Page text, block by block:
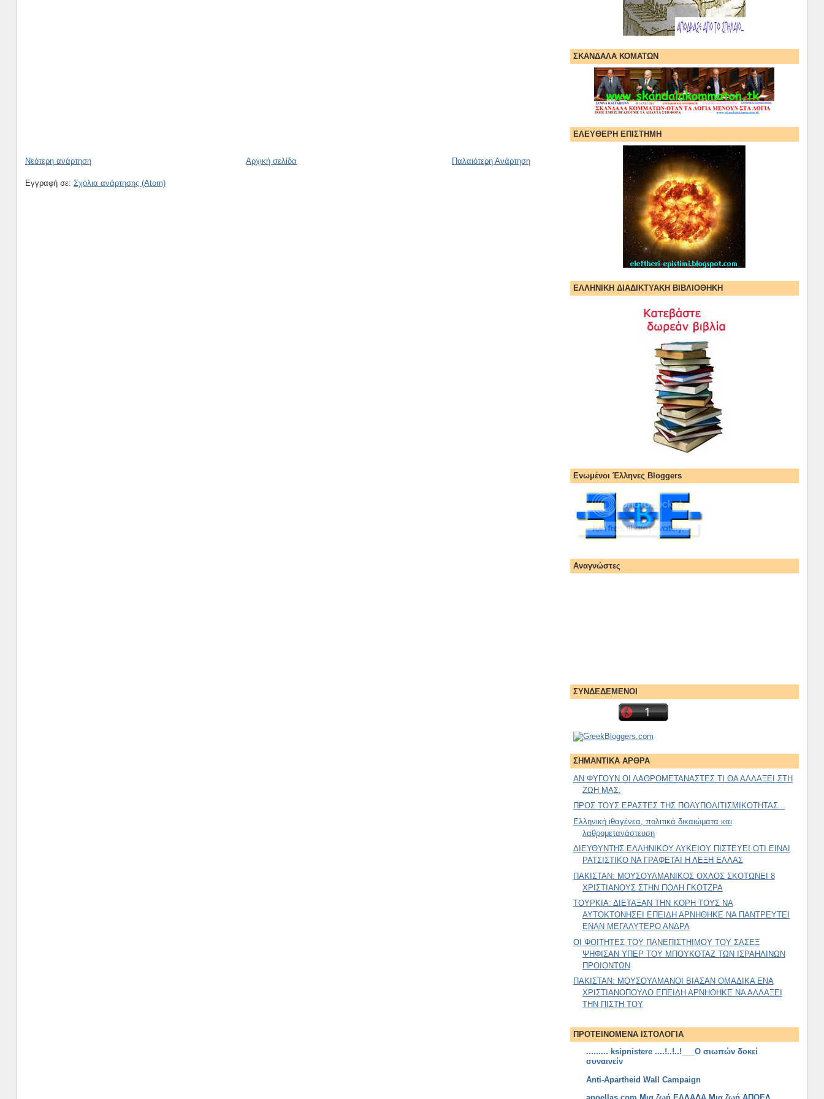
Νεότερη ανάρτηση Παλαιότερη Ανάρτηση
Αρχική σελίδα
Εγγραφή σε: Σχόλια ανάρτησης (Atom)
ΣΚΑΝΔΑΛΑ ΚΟΜΑΤΩΝ
ΕΛΕΥΘΕΡΗ ΕΠΙΣΤΗΜΗ
ΕΛΛΗΝΙΚΗ ΔΙΑΔΙΚΤΥΑΚΗ ΒΙΒΛΙΟΘΗΚΗ
Ενωμένοι Έλληνες Bloggers
Αναγνώστες
ΣΥΝΔΕΔΕΜΕΝΟΙ
ΣΗΜΑΝΤΙΚΑ ΑΡΘΡΑ
ΑΝ ΦΥΓΟΥΝ ΟΙ ΛΑΘΡΟΜΕΤΑΝΑΣΤΕΣ ΤΙ ΘΑ ΑΛΛΑΞΕΙ ΣΤΗ
ΖΩΗ ΜΑΣ;
ΠΡΟΣ ΤΟΥΣ ΕΡΑΣΤΕΣ ΤΗΣ ΠΟΛΥΠΟΛΙΤΙΣΜΙΚΟΤΗΤΑΣ...
Ελληνική ιθαγένεα, πολιτικά δικαιώματα και
λαθρομετανάστευση
ΔΙΕΥΘΥΝΤΗΣ ΕΛΛΗΝΙΚΟΥ ΛΥΚΕΙΟΥ ΠΙΣΤΕΥΕΙ ΟΤΙ ΕΙΝΑΙ
ΡΑΤΣΙΣΤΙΚΟ ΝΑ ΓΡΑΦΕΤΑΙ Η ΛΕΞΗ ΕΛΛΑΣ
ΠΑΚΙΣΤΑΝ: ΜΟΥΣΟΥΛΜΑΝΙΚΟΣ ΟΧΛΟΣ ΣΚΟΤΩΝΕΙ 8
ΧΡΙΣΤΙΑΝΟΥΣ ΣΤΗΝ ΠΟΛΗ ΓΚΟΤΖΡΑ
ΤΟΥΡΚΙΑ: ΔΙΕΤΑΞΑΝ ΤΗΝ ΚΟΡΗ ΤΟΥΣ ΝΑ
ΑΥΤΟΚΤΟΝΗΣΕΙ ΕΠΕΙΔΗ ΑΡΝΗΘΗΚΕ ΝΑ ΠΑΝΤΡΕΥΤΕΙ
ΕΝΑΝ ΜΕΓΑΛΥΤΕΡΟ ΑΝΔΡΑ
ΟΙ ΦΟΙΤΗΤΕΣ ΤΟΥ ΠΑΝΕΠΙΣΤΗΙΜΟΥ ΤΟΥ ΣΑΣΕΞ
ΨΗΦΙΣΑΝ ΥΠΕΡ ΤΟΥ ΜΠΟΥΚΟΤΑΖ ΤΩΝ ΙΣΡΑΗΛΙΝΩΝ
ΠΡΟΙΟΝΤΩΝ
ΠΑΚΙΣΤΑΝ: ΜΟΥΣΟΥΛΜΑΝΟΙ ΒΙΑΣΑΝ ΟΜΑΔΙΚΑ ΕΝΑ
ΧΡΙΣΤΙΑΝΟΠΟΥΛΟ ΕΠΕΙΔΗ ΑΡΝΗΘΗΚΕ ΝΑ ΑΛΛΑΞΕΙ
ΤΗΝ ΠΙΣΤΗ ΤΟΥ
ΠΡΟΤΕΙΝΟΜΕΝΑ ΙΣΤΟΛΟΓΙΑ
......... ksipnistere ....!..!..!___Ο σιωπών δοκεί
συναινείν
Anti-Apartheid Wall Campaign